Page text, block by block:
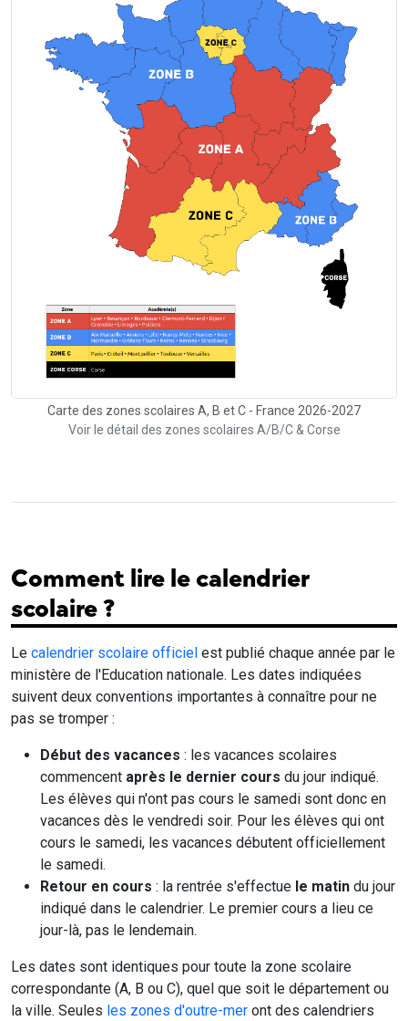
Carte des zones scolaires A, B et C - France 2026-2027
Voir le détail des zones scolaires A/B/C & Corse
Comment lire le calendrier
scolaire ?
Le calendrier scolaire officiel est publié chaque année par le
ministère de l'Education nationale. Les dates indiquées
suivent deux conventions importantes à connaître pour ne
pas se tromper :
Début des vacances : les vacances scolaires
commencent après le dernier cours du jour indiqué.
Les élèves qui n'ont pas cours le samedi sont donc en
vacances dès le vendredi soir. Pour les élèves qui ont
cours le samedi, les vacances débutent officiellement
le samedi.
Retour en cours : la rentrée s'effectue le matin du jour
indiqué dans le calendrier. Le premier cours a lieu ce
jour-là, pas le lendemain.
Les dates sont identiques pour toute la zone scolaire
correspondante (A, B ou C), quel que soit le département ou
la ville. Seules les zones d'outre-mer ont des calendriers